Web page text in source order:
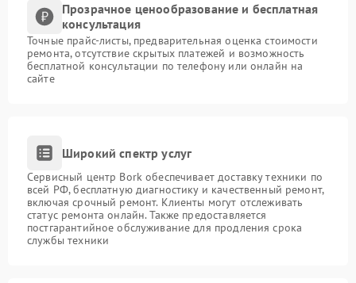
Прозрачное ценообразование и бесплатная
консультация
Точные прайс-листы, предварительная оценка стоимости
ремонта, отсутствие скрытых платежей и возможность
бесплатной консультации по телефону или онлайн на
сайте
Широкий спектр услуг
Сервисный центр Bork обеспечивает доставку техники по
всей РФ, бесплатную диагностику и качественный ремонт,
включая срочный ремонт. Клиенты могут отслеживать
статус ремонта онлайн. Также предоставляется
постгарантийное обслуживание для продления срока
службы техники